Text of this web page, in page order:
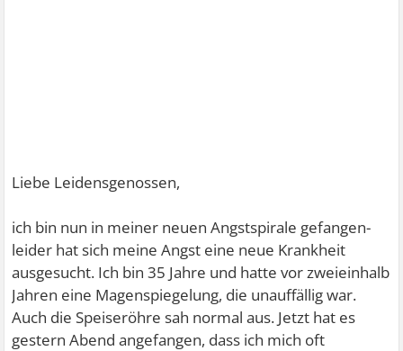
Liebe Leidensgenossen,
ich bin nun in meiner neuen Angstspirale gefangen-
leider hat sich meine Angst eine neue Krankheit
ausgesucht. Ich bin 35 Jahre und hatte vor zweieinhalb
Jahren eine Magenspiegelung, die unauffällig war.
Auch die Speiseröhre sah normal aus. Jetzt hat es
gestern Abend angefangen, dass ich mich oft